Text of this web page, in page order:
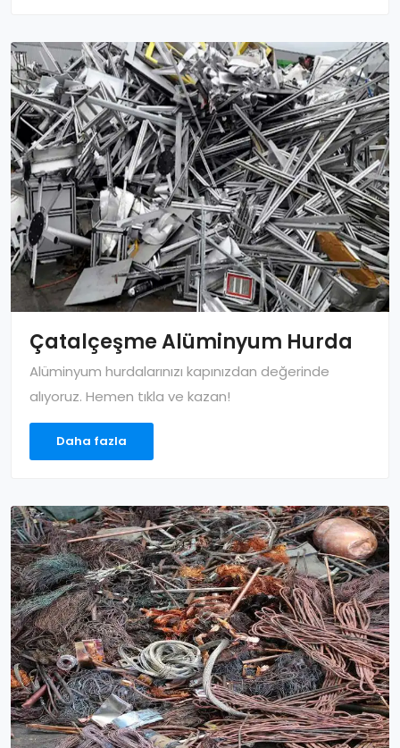
Çatalçeşme Alüminyum Hurda
Alüminyum hurdalarınızı kapınızdan değerinde
alıyoruz. Hemen tıkla ve kazan!
Daha fazla